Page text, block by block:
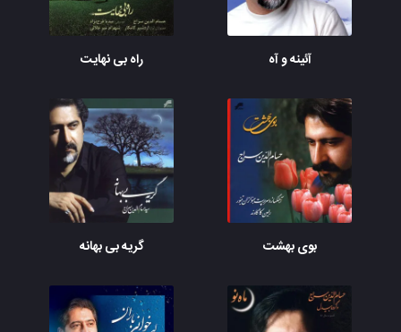
آئینه و آه راه بی نهایت
بوی بهشت گریه بی بهانه